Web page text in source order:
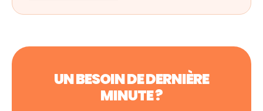
UN BESOIN DE DERNIÈRE
MINUTE ?